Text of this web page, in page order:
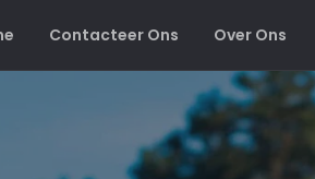
Contacteer Ons Over Ons